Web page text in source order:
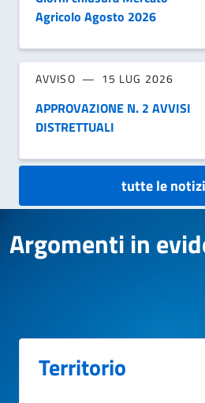
Agricolo Agosto 2026
AVVISO 15 LUG 2026
APPROVAZIONE N. 2 AVVISI
DISTRETTUALI
tutte le
Argomenti in
Territorio